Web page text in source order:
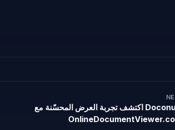
اكتشف تجربة العرض المحسّنة مع Doconut في